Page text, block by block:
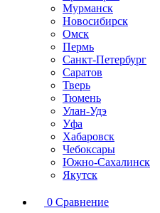
Мурманск
Новосибирск
Омск
Пермь
Санкт-Петербург
Саратов
Тверь
Тюмень
Улан-Удэ
Уфа
Хабаровск
Чебоксары
Южно-Сахалинск
Якутск
0 Сравнение